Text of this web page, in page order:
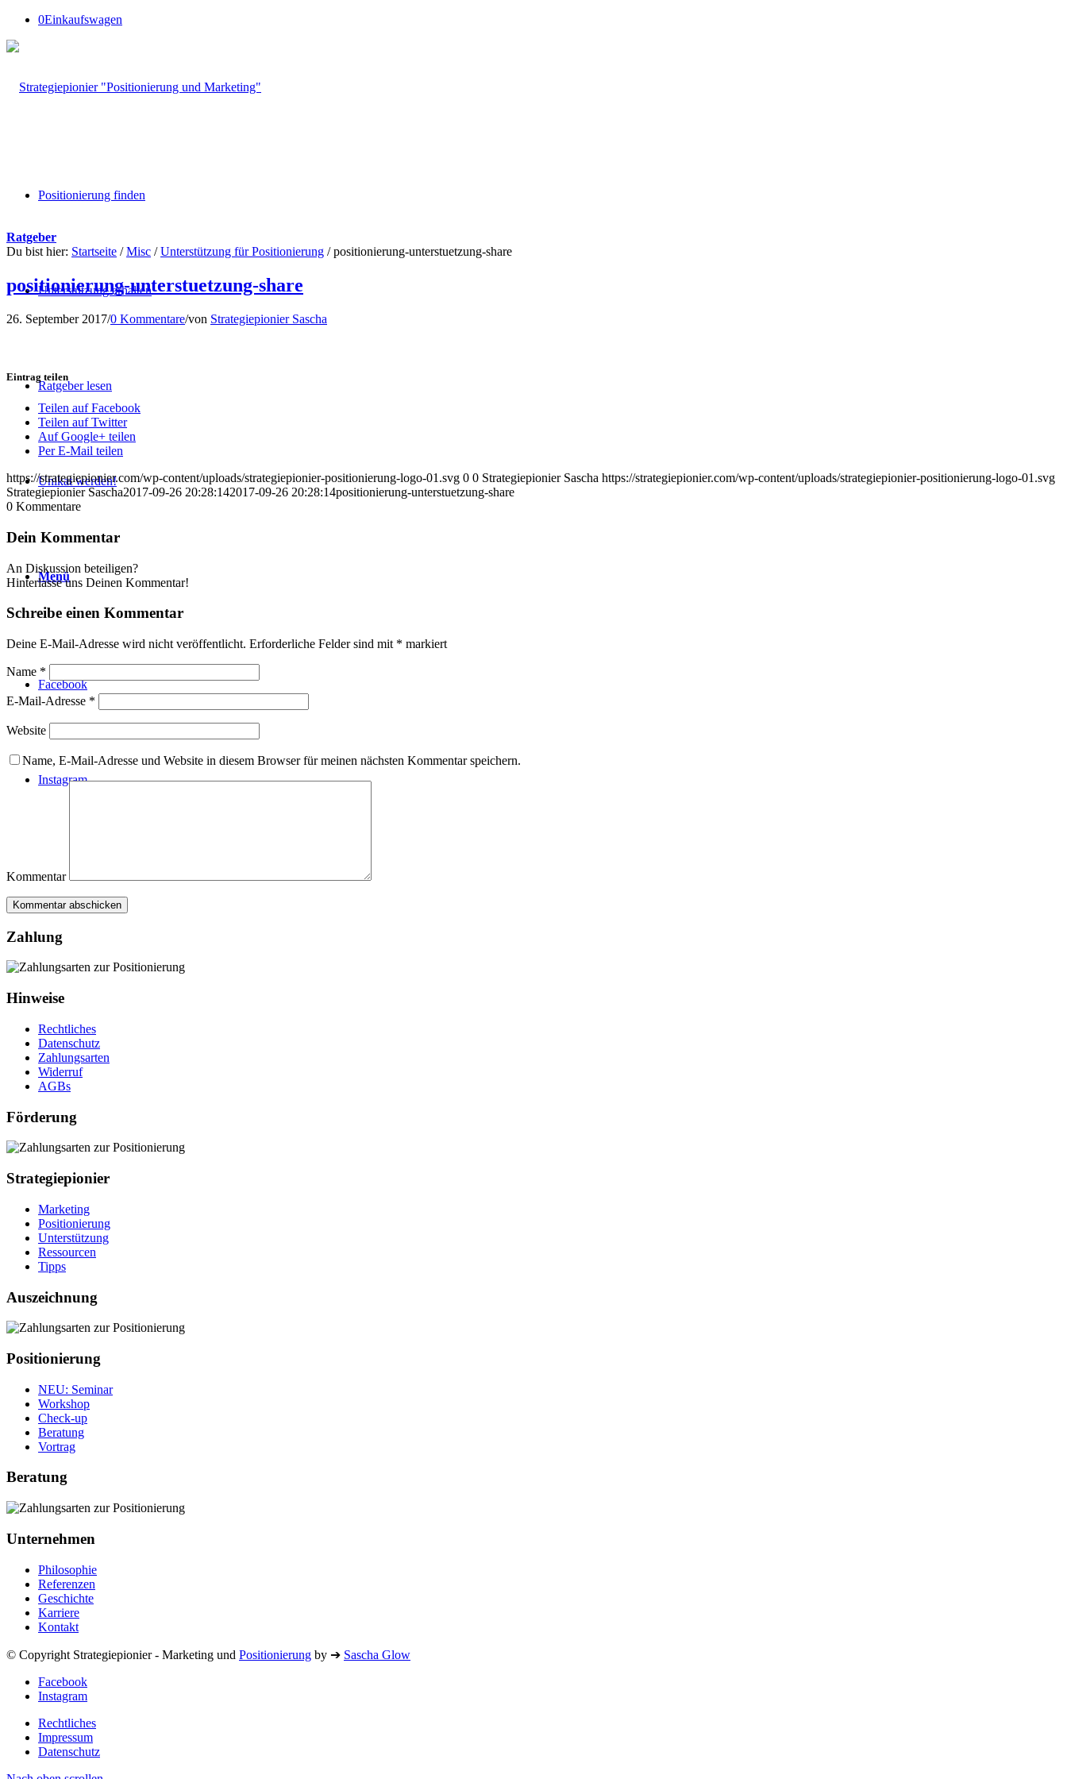
0Einkaufswagen
Positionierung finden
Unterstützung erhalten
Ratgeber lesen
Unikat werden!
Menü
Facebook
Instagram
Ratgeber
Du bist hier: Startseite / Misc / Unterstützung für Positionierung / positionierung‐unterstuetzung‐share
positionierung‐unterstuetzung‐share
26. September 2017/0 Kommentare/von Strategiepionier Sascha
Eintrag teilen
Teilen auf Facebook
Teilen auf Twitter
Auf Google+ teilen
Per E-Mail teilen
https://strategiepionier.com/wp-content/uploads/strategiepionier-positionierung-logo-01.svg 0 0 Strategiepionier Sascha https://strategiepionier.com/wp-content/uploads/strategiepionier-positionierung-logo-01.svg
Strategiepionier Sascha2017-09-26 20:28:142017-09-26 20:28:14positionierung-unterstuetzung-share
0 Kommentare
Dein Kommentar
An Diskussion beteiligen?
Hinterlasse uns Deinen Kommentar!
Schreibe einen Kommentar
Deine E-Mail-Adresse wird nicht veröffentlicht. Erforderliche Felder sind mit * markiert
Name *
E-Mail-Adresse *
Website
Name, E-Mail-Adresse und Website in diesem Browser für meinen nächsten Kommentar speichern.
Kommentar
Zahlung
Hinweise
Rechtliches
Datenschutz
Zahlungsarten
Widerruf
AGBs
Förderung
Strategiepionier
Marketing
Positionierung
Unterstützung
Ressourcen
Tipps
Auszeichnung
Positionierung
NEU: Seminar
Workshop
Check‐up
Beratung
Vortrag
Beratung
Unternehmen
Philosophie
Referenzen
Geschichte
Karriere
Kontakt
© Copyright Strategiepionier - Marketing und Positionierung by ➔ Sascha Glow
Facebook
Instagram
Rechtliches
Impressum
Datenschutz